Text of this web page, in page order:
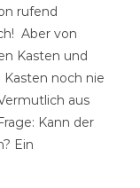
rufend
Aber von
Kasten und
Kasten noch nie
aus
Kann der
Ein